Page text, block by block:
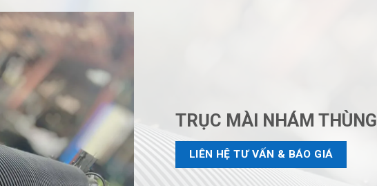
TRỤC MÀI NHÁM THÙNG
LIÊN HỆ TƯ VẤN & BÁO GIÁ